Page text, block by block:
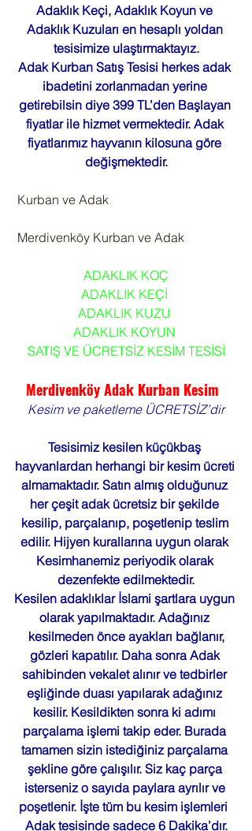
Adaklık Keçi, Adaklık Koyun ve
Adaklık Kuzuları en hesaplı yoldan
tesisimize ulaştırmaktayız.
Adak Kurban Satış Tesisi herkes adak
ibadetini zorlanmadan yerine
getirebilsin diye 399 TL’den Başlayan
fiyatlar ile hizmet vermektedir. Adak
fiyatlarımız hayvanın kilosuna göre
değişmektedir.
Kurban ve Adak
Merdivenköy Kurban ve Adak
ADAKLIK KOÇ
ADAKLIK KEÇİ
ADAKLIK KUZU
ADAKLIK KOYUN
SATIŞ VE ÜCRETSİZ KESİM TESİSİ
Merdivenköy Adak Kurban Kesim
Kesim ve paketleme ÜCRETSİZ’dir
Tesisimiz kesilen küçükbaş
hayvanlardan herhangi bir kesim ücreti
almamaktadır. Satın almış olduğunuz
her çeşit adak ücretsiz bir şekilde
kesilip, parçalanıp, poşetlenip teslim
edilir. Hijyen kurallarına uygun olarak
Kesimhanemiz periyodik olarak
dezenfekte edilmektedir.
Kesilen adaklıklar İslami şartlara uygun
olarak yapılmaktadır. Adağınız
kesilmeden önce ayakları bağlanır,
gözleri kapatılır. Daha sonra Adak
sahibinden vekalet alınır ve tedbirler
eşliğinde duası yapılarak adağınız
kesilir. Kesildikten sonra ki adımı
parçalama işlemi takip eder. Burada
tamamen sizin istediğiniz parçalama
şekline göre çalışılır. Siz kaç parça
isterseniz o sayıda paylara ayrılır ve
poşetlenir. İşte tüm bu kesim işlemleri
Adak tesisinde sadece 6 Dakika’dır.